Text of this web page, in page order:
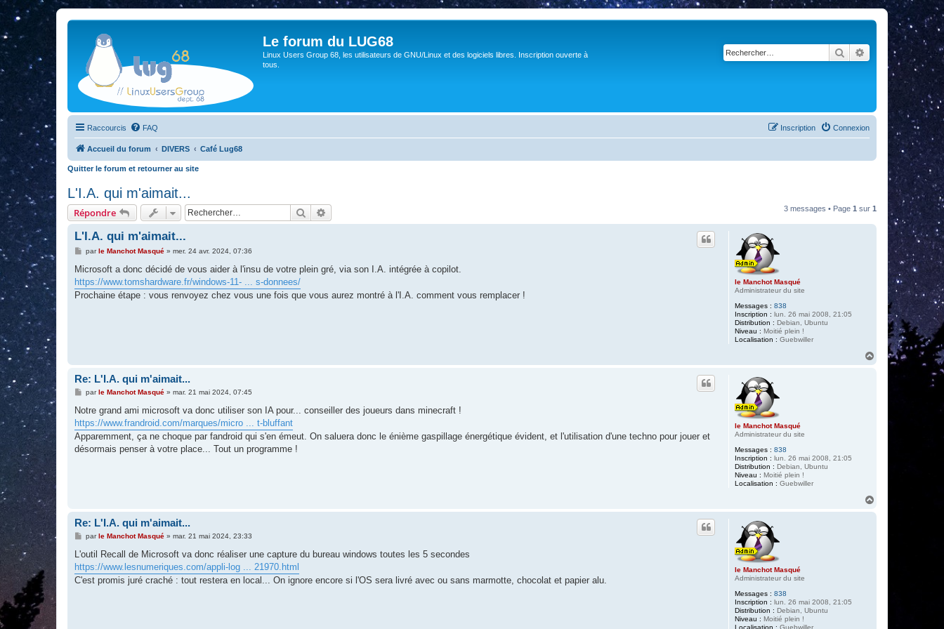
Le forum du LUG68
Linux Users Group 68, les utilisateurs de GNU/Linux et des logiciels libres. Inscription ouverte à
tous.
RechercherRecherche
Raccourcis FAQ Connexion
Inscription
Accueil du forum DIVERS Café Lug68
Quitter le forum et retourner au site
L'I.A. qui m'aimait...
Répondre Rechercher 3 messages • Page 1 sur 1
le Manchot Masqué
Administrateur du site
Messages : 838
Inscription : lun. 26 mai 2008, 21:05
Distribution : Debian, Ubuntu
Niveau : Moitié plein !
Localisation : Guebwiller
L'I.A. qui m'aimait...
M
s
a
g
e
parle Manchot Masqué» mer. 24 avr. 2024, 07:36
Microsoft a donc décidé de vous aider à l'insu de votre plein gré, via son I.A. intégrée à copilot.
https://www.tomshardware.fr/windows-11- ... s-donnees/
Prochaine étape : vous renvoyez chez vous une fois que vous aurez montré à l'I.A. comment vous remplacer !
le Manchot Masqué
Administrateur du site
Messages : 838
Inscription : lun. 26 mai 2008, 21:05
Distribution : Debian, Ubuntu
Niveau : Moitié plein !
Localisation : Guebwiller
Re: L'I.A. qui m'aimait...
M
s
a
g
e
parle Manchot Masqué» mar. 21 mai 2024, 07:45
Notre grand ami microsoft va donc utiliser son IA pour... conseiller des joueurs dans minecraft !
https://www.frandroid.com/marques/micro ... t-bluffant
Apparemment, ça ne choque par fandroid qui s'en émeut. On saluera donc le énième gaspillage énergétique évident, et l'utilisation d'une techno pour jouer et
désormais penser à votre place... Tout un programme !
le Manchot Masqué
Administrateur du site
Messages : 838
Inscription : lun. 26 mai 2008, 21:05
Distribution : Debian, Ubuntu
Niveau : Moitié plein !
Localisation : Guebwiller
Re: L'I.A. qui m'aimait...
M
s
a
g
e
parle Manchot Masqué» mar. 21 mai 2024, 23:33
L'outil Recall de Microsoft va donc réaliser une capture du bureau windows toutes les 5 secondes
https://www.lesnumeriques.com/appli-log ... 21970.html
C'est promis juré craché : tout restera en local... On ignore encore si l'OS sera livré avec ou sans marmotte, chocolat et papier alu.